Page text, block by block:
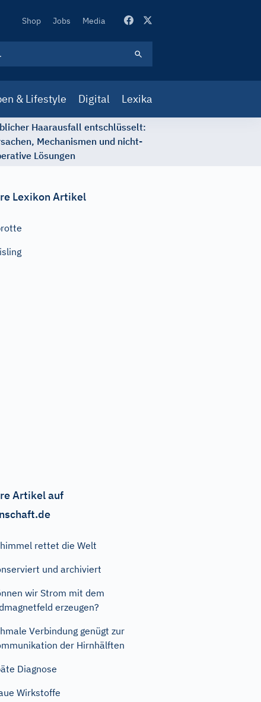
Secondary
Shop Jobs Media
& Lifestyle Digital Lexika
Haarausfall entschlüsselt:
Mechanismen und nicht-
Lösungen
Lexikon Artikel
Artikel auf
rettet die Welt
und archiviert
wir Strom mit dem
erzeugen?
Verbindung genügt zur
der Hirnhälften
Diagnose
Wirkstoffe